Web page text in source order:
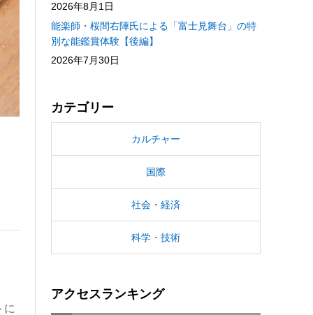
に
2026年8月1日
能楽師・桜間右陣氏による「富士見舞台」の特
別な能鑑賞体験【後編】
2026年7月30日
カテゴリー
カルチャー
国際
社会・経済
科学・技術
アクセスランキング